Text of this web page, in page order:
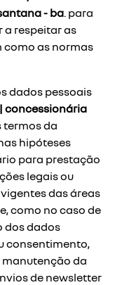
- ba. para
a respeitar as
como as normas
dados pessoais
concessionária
termos da
hipóteses
para prestação
legais ou
das áreas
como no caso de
dos dados
consentimento,
manutenção da
de newsletter